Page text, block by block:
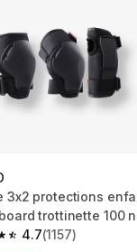
3x2 protections
trottinette 100
4.7
of 5 stars from 1157
(1157)